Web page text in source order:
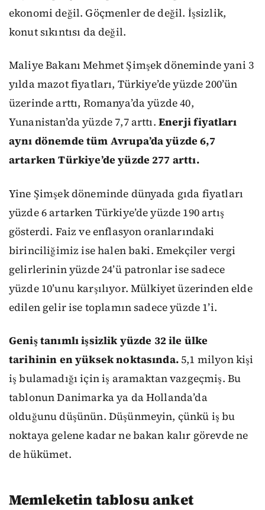
ekonomi değil. Göçmenler de değil. İşsizlik,
konut sıkıntısı da değil.
Maliye Bakanı Mehmet Şimşek döneminde yani 3
yılda mazot fiyatları, Türkiye’de yüzde 200’ün
üzerinde arttı, Romanya’da yüzde 40,
Yunanistan’da yüzde 7,7 arttı. Enerji fiyatları
aynı dönemde tüm Avrupa’da yüzde 6,7
artarken Türkiye’de yüzde 277 arttı.
Yine Şimşek döneminde dünyada gıda fiyatları
yüzde 6 artarken Türkiye’de yüzde 190 artış
gösterdi. Faiz ve enflasyon oranlarındaki
birinciliğimiz ise halen baki. Emekçiler vergi
gelirlerinin yüzde 24’ü patronlar ise sadece
yüzde 10’unu karşılıyor. Mülkiyet üzerinden elde
edilen gelir ise toplamın sadece yüzde 1’i.
Geniş tanımlı işsizlik yüzde 32 ile ülke
tarihinin en yüksek noktasında.5,1 milyon kişi
iş bulamadığı için iş aramaktan vazgeçmiş. Bu
tablonun Danimarka ya da Hollanda’da
olduğunu düşünün. Düşünmeyin, çünkü iş bu
noktaya gelene kadar ne bakan kalır görevde ne
de hükümet.
Memleketin tablosu anket